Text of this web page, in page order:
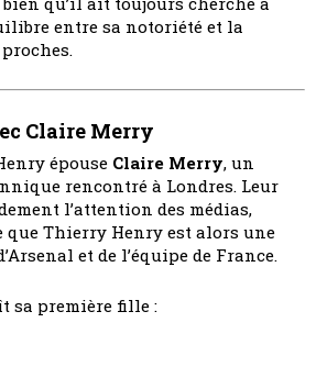
entre sa notoriété et la
Claire Merry
épouse Claire Merry, un
rencontré à Londres. Leur
l’attention des médias,
que Thierry Henry est alors une
et de l’équipe de France.
sa première fille :